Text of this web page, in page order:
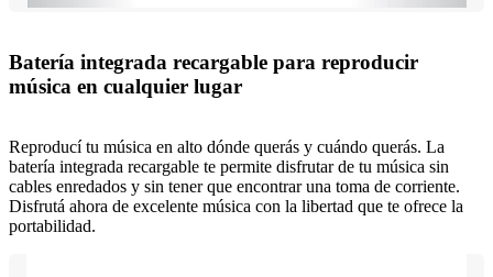
Batería integrada recargable para reproducir
música en cualquier lugar
Reproducí tu música en alto dónde querás y cuándo querás. La
batería integrada recargable te permite disfrutar de tu música sin
cables enredados y sin tener que encontrar una toma de corriente.
Disfrutá ahora de excelente música con la libertad que te ofrece la
portabilidad.